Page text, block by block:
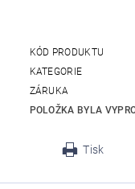
KÓD PRODUKTU
KATEGORIE
ZÁRUKA
POLOŽKA BYLA
Tisk